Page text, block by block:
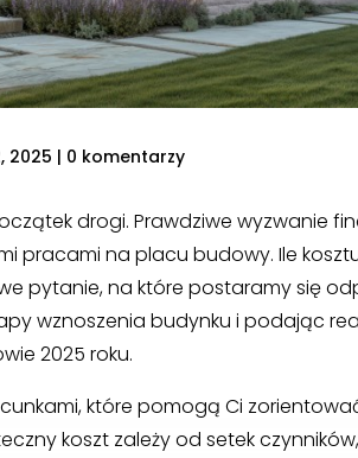
2025 | 0 komentarzy
drogi. Prawdziwe wyzwanie
pracami na placu budowy. Ile
pytanie, na które postaramy się
wznoszenia budynku i podając
2025 roku.
które pomogą Ci
koszt zależy od setek